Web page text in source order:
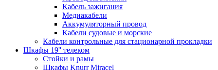
Кабель зажигания
Медиакабели
Аккумуляторный провод
Кабели судовые и морские
Кабели контрольные для стационарной прокладки
Шкафы 19'' телеком
Стойки и рамы
Шкафы Knurr Miracel